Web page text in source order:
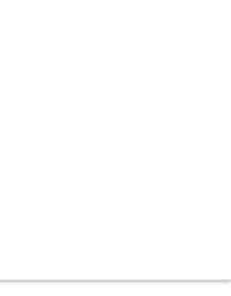
ン工事のお客様の声は
ョン工事のお客様の声
た。